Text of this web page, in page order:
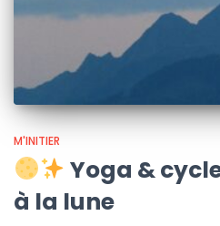
M'INITIER
Yoga &
à la lune